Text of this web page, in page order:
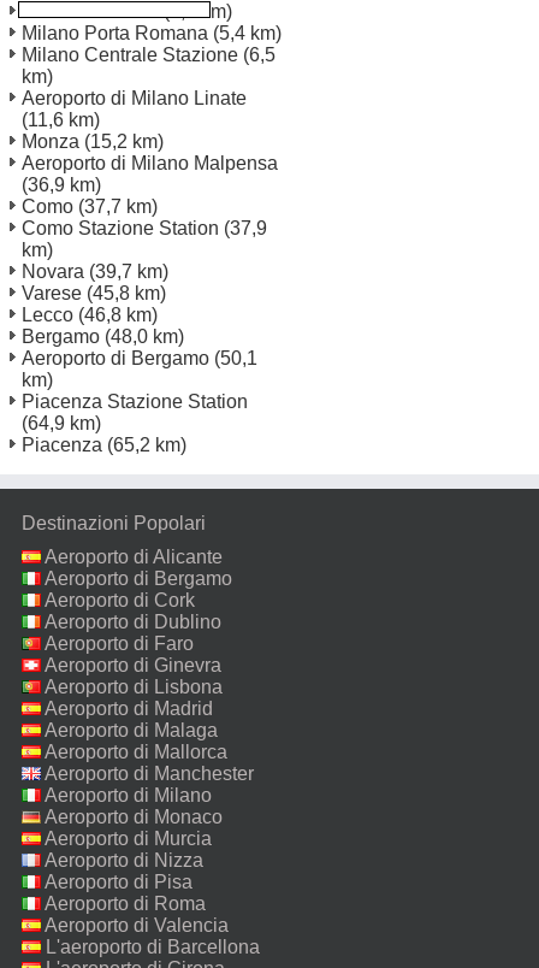
Milano San Siro(1,3 km)
Milano Porta Romana (5,4 km)
Milano Centrale Stazione (6,5
km)
Aeroporto di Milano Linate
(11,6 km)
Monza (15,2 km)
Aeroporto di Milano Malpensa
(36,9 km)
Como (37,7 km)
Como Stazione Station (37,9
km)
Novara (39,7 km)
Varese (45,8 km)
Lecco (46,8 km)
Bergamo (48,0 km)
Aeroporto di Bergamo (50,1
km)
Piacenza Stazione Station
(64,9 km)
Piacenza (65,2 km)
Destinazioni Popolari
Aeroporto di Alicante
Aeroporto di Bergamo
Aeroporto di Cork
Aeroporto di Dublino
Aeroporto di Faro
Aeroporto di Ginevra
Aeroporto di Lisbona
Aeroporto di Madrid
Aeroporto di Malaga
Aeroporto di Mallorca
Aeroporto di Manchester
Aeroporto di Milano
Malpensa
Aeroporto di Monaco
Aeroporto di Murcia
Aeroporto di Nizza
Aeroporto di Pisa
Aeroporto di Roma
Fiumicino
Aeroporto di Valencia
L'aeroporto di Barcellona